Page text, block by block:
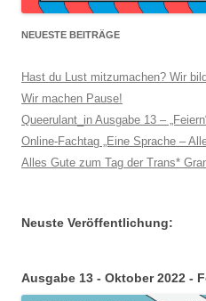
NEUESTE BEITRÄGE
Hast du Lust mitzumachen? Wir
Wir machen Pause!
Queerulant_in Ausgabe 13 –
Online-Fachtag „Eine Sprache –
Alles Gute zum Tag der Trans*
Neuste Veröffentlichung:
Ausgabe 13 - Oktober 2022 -